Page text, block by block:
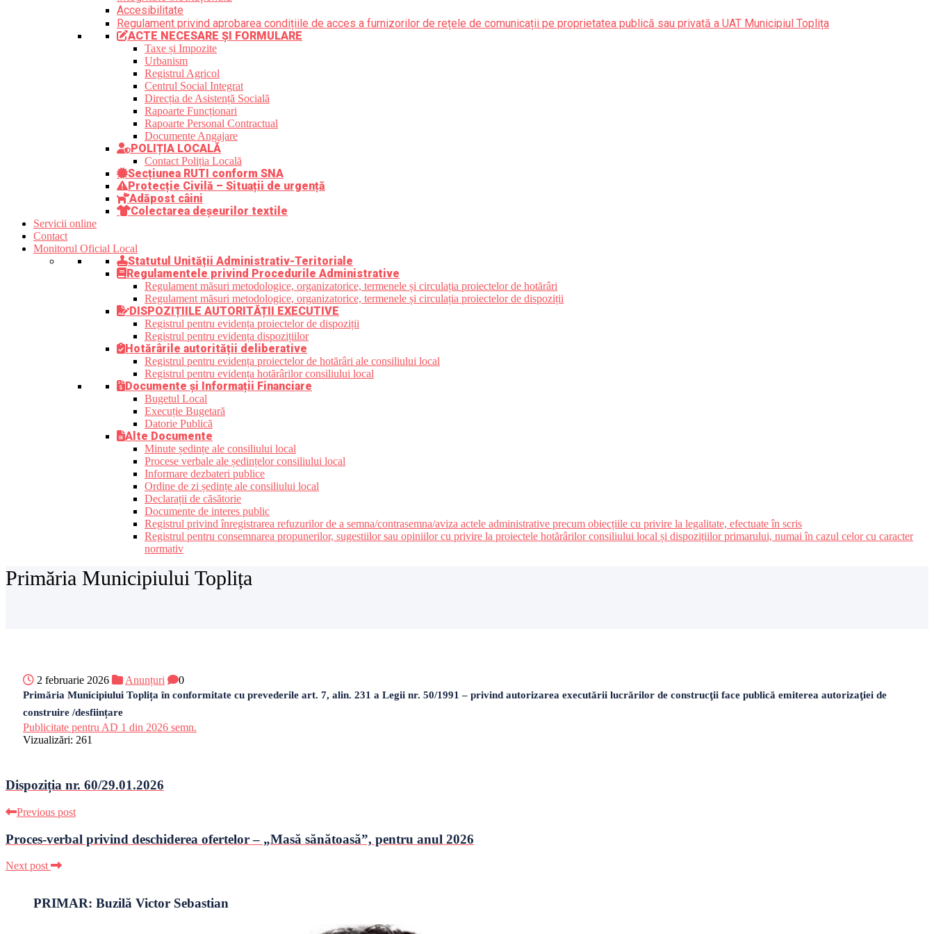
Accesibilitate
Regulament privind aprobarea condițiile de acces a furnizorilor de rețele de comunicații pe proprietatea publică sau privată a UAT Municipiul Toplița
ACTE NECESARE ȘI FORMULARE
Taxe și Impozite
Urbanism
Registrul Agricol
Centrul Social Integrat
Direcția de Asistență Socială
Rapoarte Funcționari
Rapoarte Personal Contractual
Documente Angajare
POLIȚIA LOCALĂ
Contact Poliția Locală
Secțiunea RUTI conform SNA
Protecție Civilă – Situații de urgență
Adăpost câini
Colectarea deșeurilor textile
Servicii online
Contact
Monitorul Oficial Local
Statutul Unității Administrativ-Teritoriale
Regulamentele privind Procedurile Administrative
Regulament măsuri metodologice, organizatorice, termenele și circulația proiectelor de hotărâri
Regulament măsuri metodologice, organizatorice, termenele și circulația proiectelor de dispoziții
DISPOZIȚIILE AUTORITĂȚII EXECUTIVE
Registrul pentru evidența proiectelor de dispoziții
Registrul pentru evidența dispozițiilor
Hotărârile autorității deliberative
Registrul pentru evidența proiectelor de hotărâri ale consiliului local
Registrul pentru evidența hotărârilor consiliului local
Documente și Informații Financiare
Bugetul Local
Execuție Bugetară
Datorie Publică
Alte Documente
Minute ședințe ale consiliului local
Procese verbale ale ședințelor consiliului local
Informare dezbateri publice
Ordine de zi ședințe ale consiliului local
Declarații de căsătorie
Documente de interes public
Registrul privind înregistrarea refuzurilor de a semna/contrasemna/aviza actele administrative precum obiecțiile cu privire la legalitate, efectuate în scris
Registrul pentru consemnarea propunerilor, sugestiilor sau opiniilor cu privire la proiectele hotărârilor consiliului local și dispozițiilor primarului, numai în cazul celor cu caracter
normativ
Primăria Municipiului Toplița
2 februarie 2026 Anunțuri 0
Primăria Municipiului Toplița în conformitate cu prevederile art. 7, alin. 231 a Legii nr. 50/1991 – privind autorizarea executării lucrărilor de construcţii face publică emiterea autorizaţiei de
construire /desființare
Publicitate pentru AD 1 din 2026 semn.
Vizualizări: 261
Dispoziția nr. 60/29.01.2026
Previous post
Proces-verbal privind deschiderea ofertelor – „Masă sănătoasă”, pentru anul 2026
Next post
PRIMAR: Buzilă Victor Sebastian